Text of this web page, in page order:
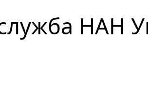
НАН